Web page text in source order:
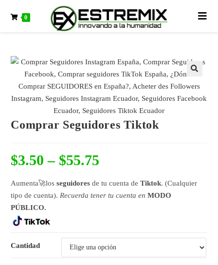
0
Comprar Seguidores Tiktok
$3.50 – $55.75
Aumenta🚀losseguidores de tu cuenta deTiktok. (Cualquier
tipo de cuenta). Recuerda tener tu cuenta enMODO
PÚBLICO.
Cantidad